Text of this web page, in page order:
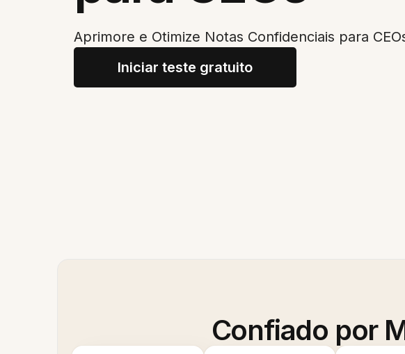
Aprimore e Otimize Notas Confidenciais para
Iniciar teste gratuito
Confiado por